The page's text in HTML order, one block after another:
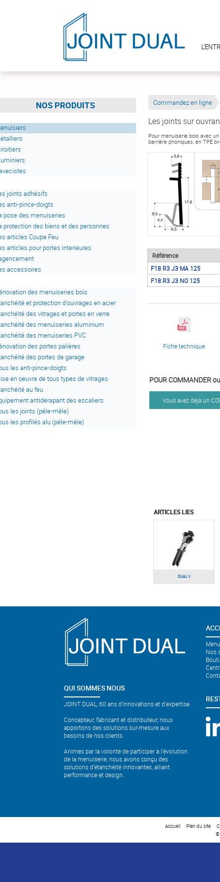
NOS PRODUITS
joints adhésifs
anti-pince-doigts
pose des menuiseries
protection des biens et des personnes
articles Coupe Feu
articles pour portes interieures
accessoires
des menuiseries bois
et protection d'ouvrages en acier
des vitrages et portes en verre
des menuiseries aluminium
des menuiseries PVC
des portes palières
des portes de garage
les anti-pince-doigts
en oeuvre de tous types de vitrages
au feu
antidérapant des escaliers
les joints (péle-mèle)
les profilés alu (péle-mèle)
Commandez en ligne
Les joints sur
Pour menuiserie bois avec
barrière phoniques, en TPE
Référence
F18 R3 J3 MA 125
F18 R3 J3 NO 125
Fiche technique
POUR COMMANDER
Vous avez déjà un
ARTICLES LIES
DUAL V
QUI SOMMES NOUS
JOINT DUAL, 60 ans d'innovations et d'expertise
Concepteur, fabricant et distributeur, nous
apportons des solutions sur-mesure aux
besoins de nos clients.
Animés par la volonté de participer à l’évolution
de la menuiserie, nous avons conçu des
solutions d’étanchéité innovantes, alliant
performance et design.
Nos
Accueil Plan du site
©